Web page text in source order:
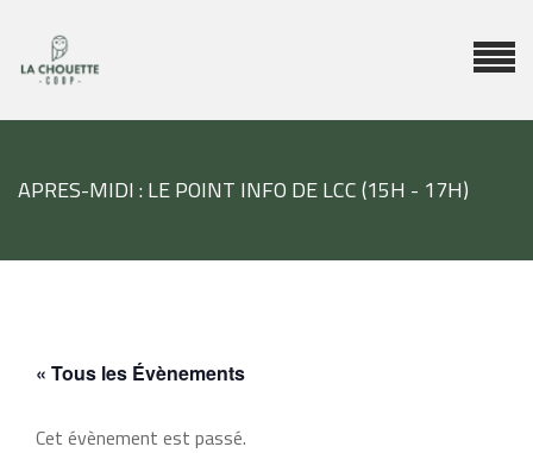
APRES-MIDI : LE POINT INFO DE LCC (15H - 17H)
« Tous les Évènements
Cet évènement est passé.